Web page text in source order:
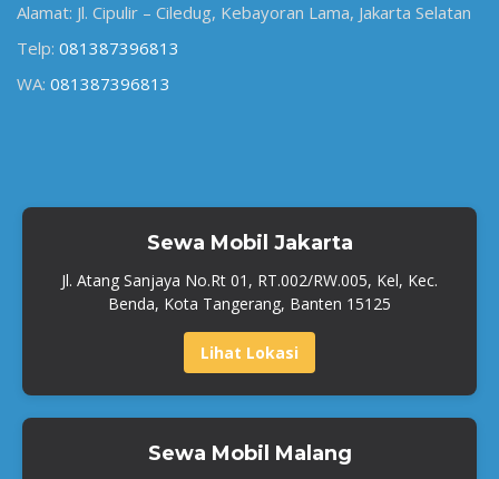
Alamat: Jl. Cipulir – Ciledug, Kebayoran Lama, Jakarta Selatan
Telp: 081387396813
WA: 081387396813
Sewa Mobil Jakarta
Jl. Atang Sanjaya No.Rt 01, RT.002/RW.005, Kel, Kec.
Benda, Kota Tangerang, Banten 15125
Lihat Lokasi
Sewa Mobil Malang